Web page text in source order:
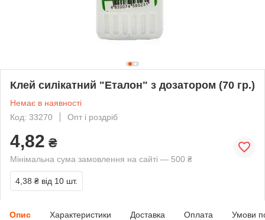
Клей силікатний "Еталон" з дозатором (70 гр.)
Немає в наявності
Код: 33270
Опт і роздріб
4,82 ₴
Мінімальна сума замовлення на сайті — 500 ₴
4,38 ₴ від 10 шт.
Опис Характеристики Доставка Оплата Умови